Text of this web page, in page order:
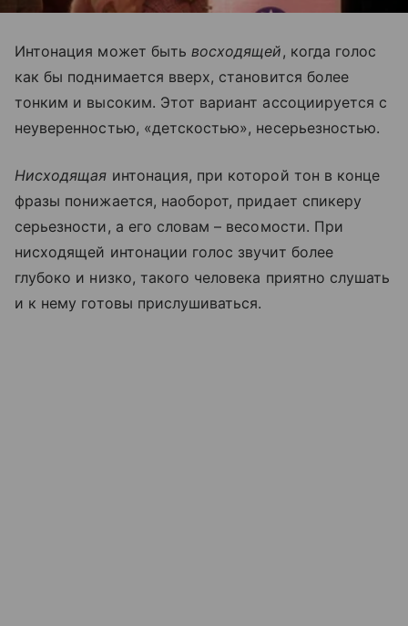
Интонация может бытьвосходящей , когда голос
как бы поднимается вверх, становится более
тонким и высоким. Этот вариант ассоциируется с
неуверенностью, «детскостью», несерьезностью.
Нисходящая интонация, при которой тон в конце
фразы понижается, наоборот, придает спикеру
серьезности, а его словам – весомости. При
нисходящей интонации голос звучит более
глубоко и низко, такого человека приятно слушать
и к нему готовы прислушиваться.